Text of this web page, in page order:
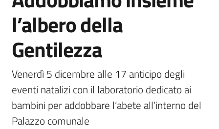
Novità
Servizi
Documenti
e
dati
l’albero della
Gentilezza
Venerdì 5 dicembre alle 17 anticipo degli
eventi natalizi con il laboratorio dedicato ai
bambini per addobbare l’abete all’interno del
Palazzo comunale